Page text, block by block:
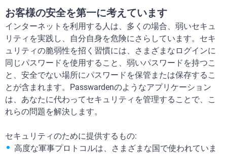
お客様の安全を第一に考えています
インターネットを利用する人は、多くの場合、弱いセキュ
リティを実践し、自分自身を危険にさらしています。セキ
ュリティの脆弱性を招く習慣には、さまざまなログインに
同じパスワードを使用すること、弱いパスワードを持つこ
と、安全でない場所にパスワードを保管または保存するこ
とが含まれます。Passwardenのようなアプリケーション
は、あなたに代わってセキュリティを管理することで、こ
れらの問題を解決します。
セキュリティのために提供するもの:
高度な軍事プロトコルは、さまざまな国で使われていま